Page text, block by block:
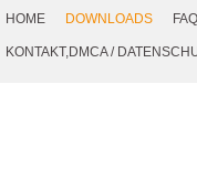
Navigation
HOME DOWNLOADS
KONTAKT,DMCA/